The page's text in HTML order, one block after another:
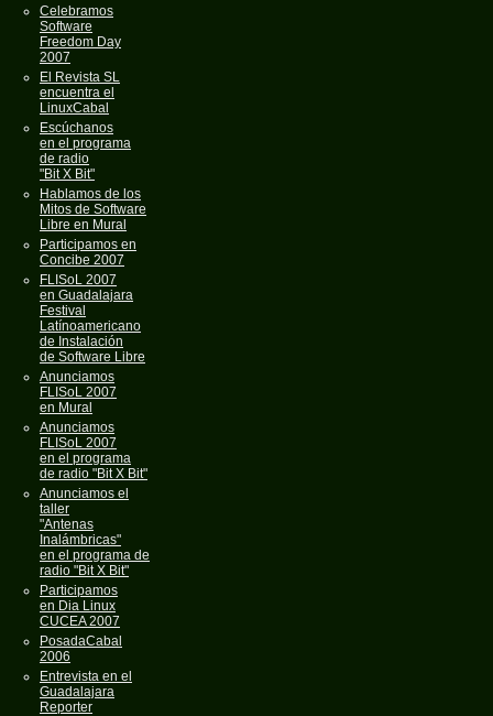
Celebramos
Software
Freedom Day
2007
El Revista SL
encuentra el
LinuxCabal
Escúchanos
en el programa
de radio
"Bit X Bit"
Hablamos de los
Mitos de Software
Libre en Mural
Participamos en
Concibe 2007
FLISoL 2007
en Guadalajara
Festival
Latínoamericano
de Instalación
de Software Libre
Anunciamos
FLISoL 2007
en Mural
Anunciamos
FLISoL 2007
en el programa
de radio "Bit X Bit"
Anunciamos el
taller
"Antenas
Inalámbricas"
en el programa de
radio "Bit X Bit"
Participamos
en Dia Linux
CUCEA 2007
PosadaCabal
2006
Entrevista en el
Guadalajara
Reporter